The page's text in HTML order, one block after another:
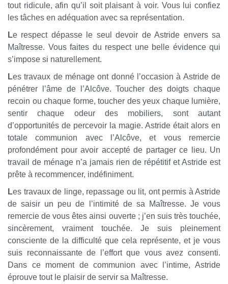
tout ridicule, afin qu’il soit plaisant à voir. Vous lui confiez
les tâches en adéquation avec sa représentation.
Le respect dépasse le seul devoir de Astride envers sa
Maîtresse. Vous faites du respect une belle évidence qui
s’impose si naturellement.
Les travaux de ménage ont donné l’occasion à Astride de
pénétrer l’âme de l’Alcôve. Toucher des doigts chaque
recoin ou chaque forme, toucher des yeux chaque lumière,
sentir chaque odeur des mobiliers, sont autant
d’opportunités de percevoir la magie. Astride était alors en
totale communion avec l’Alcôve, et vous remercie
profondément pour avoir accepté de partager ce lieu. Un
travail de ménage n’a jamais rien de répétitif et Astride est
prête à recommencer, indéfiniment.
Les travaux de linge, repassage ou lit, ont permis à Astride
de saisir un peu de l’intimité de sa Maîtresse. Je vous
remercie de vous êtes ainsi ouverte ; j’en suis très touchée,
sincèrement, vraiment touchée. Je suis pleinement
consciente de la difficulté que cela représente, et je vous
suis reconnaissante de l’effort que vous avez consenti.
Dans ce moment de communion avec l’intime, Astride
éprouve tout le plaisir de servir sa Maîtresse.